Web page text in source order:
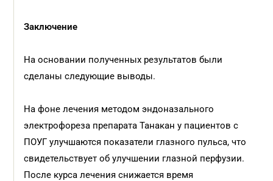
Заключение
На основании полученных результатов были
сделаны следующие выводы.
На фоне лечения методом эндоназального
электрофореза препарата Танакан у пациентов с
ПОУГ улучшаются показатели глазного пульса, что
свидетельствует об улучшении глазной перфузии.
После курса лечения снижается время